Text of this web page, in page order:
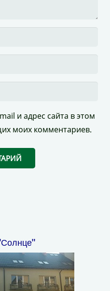
и адрес сайта в этом
моих комментариев.